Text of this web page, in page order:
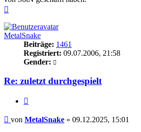
MetalSnake
Beiträge: 1461
Registriert: 09.07.2006, 21:58
Gender:
Re: zuletzt durchgespielt
Beitrag
von MetalSnake » 09.12.2025, 15:01